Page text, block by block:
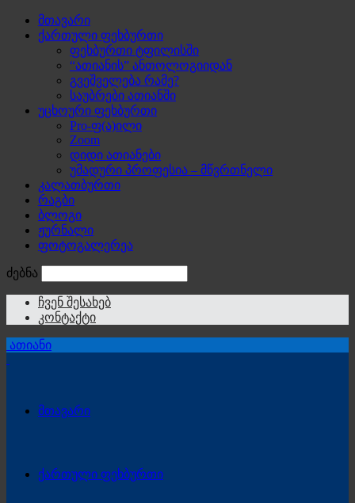
მთავარი
ქართული ფეხბურთი
ფეხბურთი ტფილისში
“ათიანის” ანთოლოგიიდან
გვეშველება რამე?
საუბრები ათიანში
უცხოური ფეხბურთი
Pro-ფ(ა)ილი
Zoom
დიდი ათიანები
უმადური პროფესია – მწვრთნელი
კალათბურთი
რაგბი
ბლოგი
ჟურნალი
ფოტოგალერეა
ძებნა
ჩვენ შესახებ
კონტაქტი
ათიანი
მთავარი
ქართული ფეხბურთი